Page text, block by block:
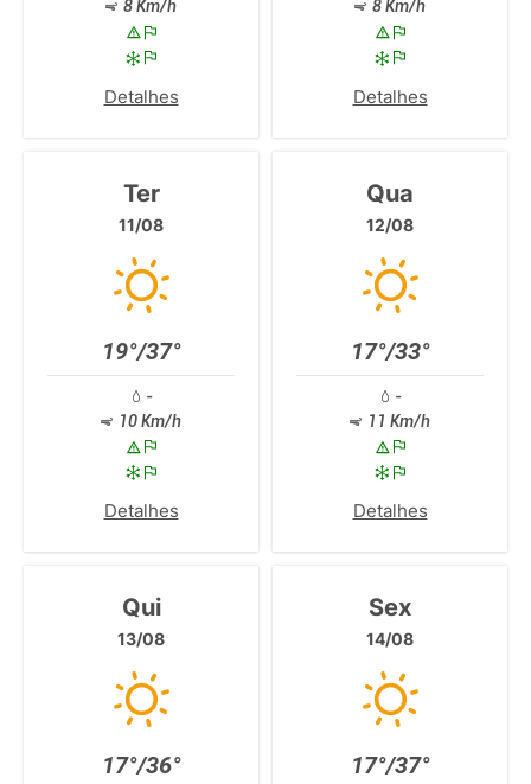
8 Km/h
Detalhes
8 Km/h
Detalhes
Ter
11/08
19°/37°
-
10 Km/h
Detalhes
Qua
12/08
17°/33°
-
11 Km/h
Detalhes
Qui
13/08
17°/36°
Sex
14/08
17°/37°